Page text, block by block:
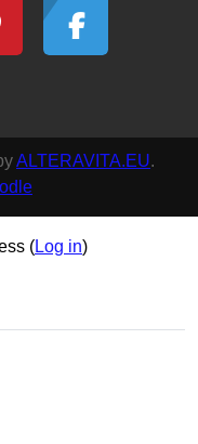
ALTERAVITA.EU.
(Log in)